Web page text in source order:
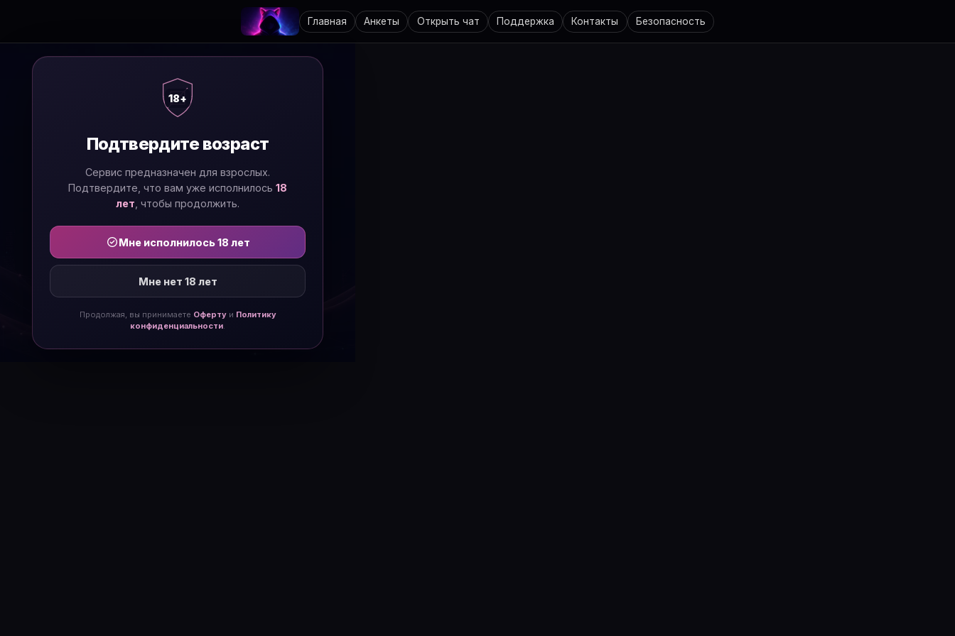
Главная Анкеты Открыть чат Поддержка Контакты Безопасность
18+
Подтвердите возраст
Сервис предназначен для взрослых.
Подтвердите, что вам уже исполнилось 18
лет , чтобы продолжить.
Мне исполнилось 18 лет
Мне нет 18 лет
Продолжая, вы принимаете Офертуи Политику
конфиденциальности.